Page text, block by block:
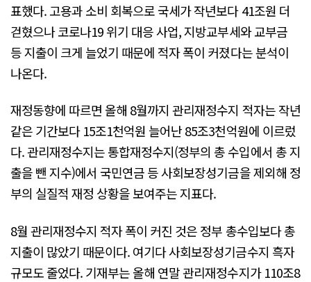
표했다. 고용과 소비 회복으로 국세가 작년보다 41조원 더
걷혔으나 코로나19 위기 대응 사업, 지방교부세와 교부금
등 지출이 크게 늘었기 때문에 적자 폭이 커졌다는 분석이
나온다.
재정동향에 따르면 올해 8월까지 관리재정수지 적자는 작년
같은 기간보다 15조1천억원 늘어난 85조3천억원에 이르렀
다. 관리재정수지는 통합재정수지(정부의 총 수입에서 총 지
출을 뺀 지수)에서 국민연금 등 사회보장성기금을 제외해 정
부의 실질적 재정 상황을 보여주는 지표다.
8월 관리재정수지 적자 폭이 커진 것은 정부 총수입보다 총
지출이 많았기 때문이다. 여기다 사회보장성기금수지 흑자
규모도 줄었다. 기재부는 올해 연말 관리재정수지가 110조8